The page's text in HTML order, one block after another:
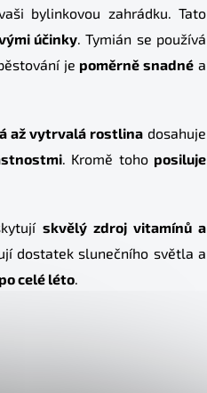
bylinkovou zahrádku. Tato
účinky. Tymián se používá
je poměrně snadné a
až vytrvalá rostlina dosahuje
. Kromě toho posiluje
skvělý zdroj vitamínů a
dostatek slunečního světla a
celé léto.